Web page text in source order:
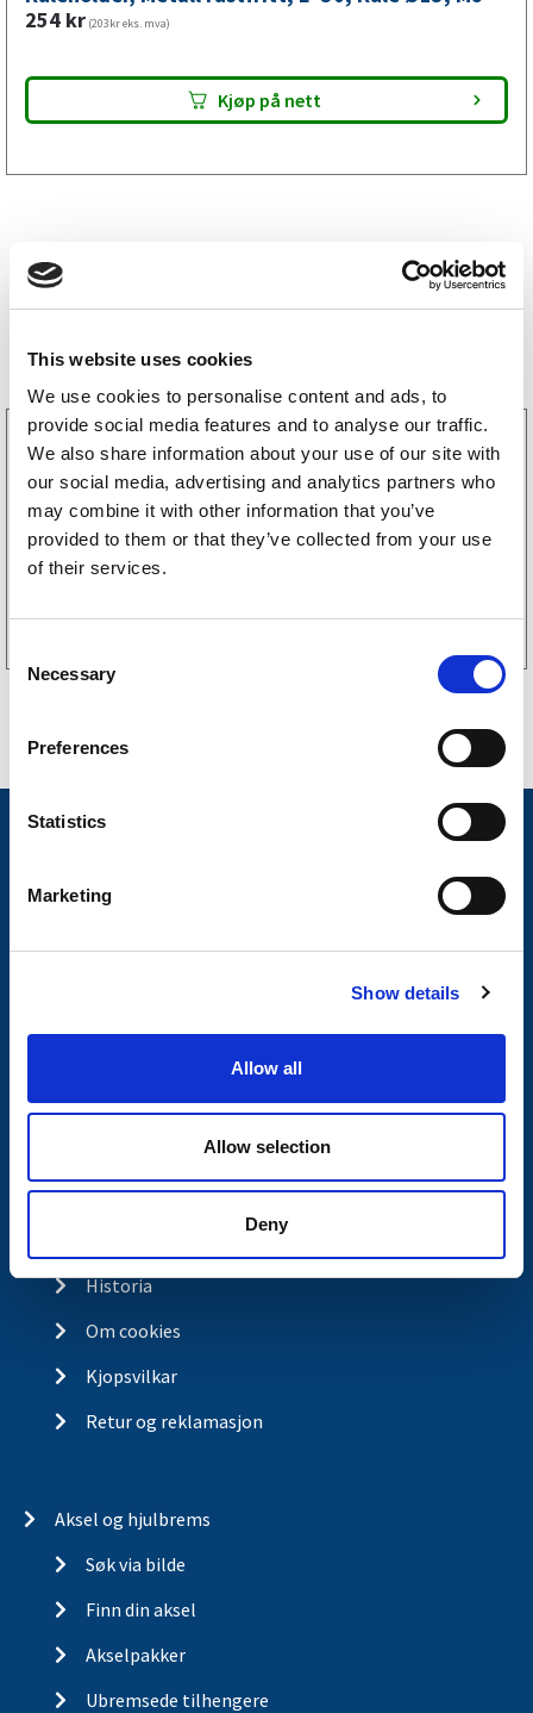
This website uses cookies
We use cookies to personalise content and ads, to
provide social media features and to analyse our traffic.
We also share information about your use of our site with
our social media, advertising and analytics partners who
may combine it with other information that you’ve
provided to them or that they’ve collected from your use
of their services.
n
Necessary
Preferences
Statistics
Marketing
Show details
Allow all
Allow selection
Deny
mm,
antall
254 kr (203kr eks. mva)
Kjøp på nett
Bestselgere
3160052
LGF skilt Selvklebende
256kr (205kr eks. mva)
Nyheter
Kontakt
Om Valeryd
Historia
Om cookies
Kjopsvilkar
Retur og reklamasjon
Aksel og hjulbrems
Søk via bilde
Finn din aksel
Akselpakker
Ubremsede tilhengere